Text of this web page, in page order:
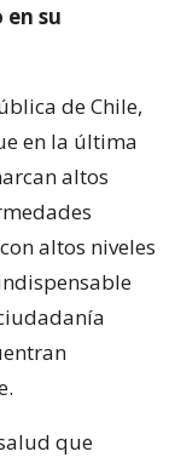
su
de Chile,
en la última
altos
altos niveles
que